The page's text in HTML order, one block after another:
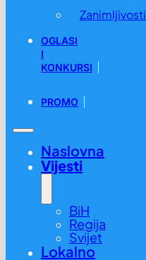
Zanimljivosti
OGLASI
I
KONKURSI
PROMO
Naslovna
Vijesti
BiH
Regija
Svijet
Lokalno